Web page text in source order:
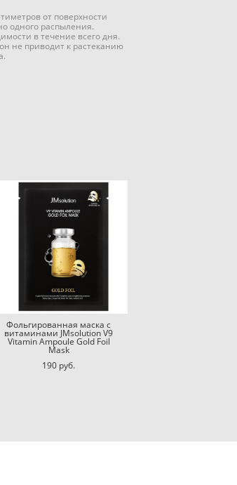
от поверхности
одного распыления.
в течение всего дня.
не приводит к растеканию
Фольгированная маска с
витаминами JMsolution V9
Vitamin Ampoule Gold Foil
Mask
190 pуб.